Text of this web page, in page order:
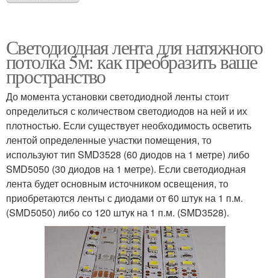
Светодиодная лента для натяжного
потолка 5м: как преобразить ваше
пространство
До момента установки светодиодной ленты стоит
определиться с количеством светодиодов на ней и их
плотностью. Если существует необходимость осветить
лентой определенные участки помещения, то
используют тип SMD3528 (60 диодов на 1 метре) либо
SMD5050 (30 диодов на 1 метре). Если светодиодная
лента будет основным источником освещения, то
приобретаются ленты с диодами от 60 штук на 1 п.м.
(SMD5050) либо со 120 штук на 1 п.м. (SMD3528).